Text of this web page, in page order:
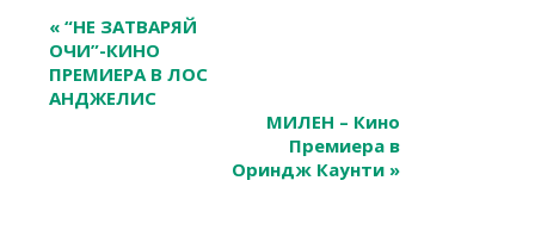
Event
Navigation
« “НЕ ЗАТВАРЯЙ
ОЧИ”-КИНО
ПРЕМИЕРА В ЛОС
АНДЖЕЛИС
МИЛЕН – Кино
Премиера в
Ориндж Каунти »